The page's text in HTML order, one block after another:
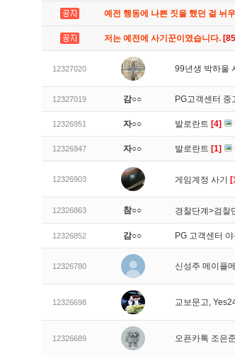
예전 행동에 나쁜 짓을 했던 걸 뉘
저는 예전에 사기꾼이였습니다.
12327020 99년생 박하울
12327019 감○○ PG고객센터 중
12326951 자○○ 발로란트 [4]
12326947 자○○ 발로란트 [1]
12326903 게임계정 사기
12326863 참○○ 경찰단계>검찰
12326852 감○○ PG 고객센터
12326780 신성주 메이플
12326698 교보문고,
12326689 오픈카톡 조은